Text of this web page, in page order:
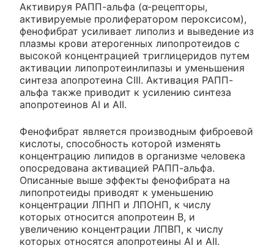
Активируя РАПП-альфа (α-рецепторы,
активируемые пролифератором пероксисом),
фенофибрат усиливает липолиз и выведение из
плазмы крови атерогенных липопротеидов с
высокой концентрацией триглицеридов путем
активации липопротеинлипазы и уменьшения
синтеза апопротеина СIII. Активация РАПП-
альфа также приводит к усилению синтеза
апопротеинов AI и АII.
Фенофибрат является производным фиброевой
кислоты, способность которой изменять
концентрацию липидов в организме человека
опосредована активацией РАПП-альфа.
Описанные выше эффекты фенофибрата на
липопротеиды приводят к уменьшению
концентрации ЛПНП и ЛПОНП, к числу
которых относится апопротеин В, и
увеличению концентрации ЛПВП, к числу
которых относятся апопротеины AI и АII.